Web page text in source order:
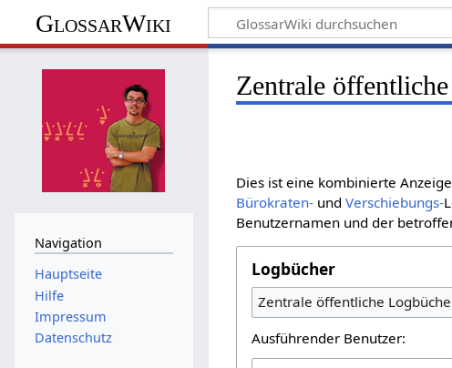
GlossarWiki
Zentrale
Dies ist eine kombinierte
Bürokraten- undVerschiebungs-
Benutzernamen und der
Logbücher
Zentrale öffentliche
Ausführender Benutzer:
Navigation
Hauptseite
Hilfe
Impressum
Datenschutz